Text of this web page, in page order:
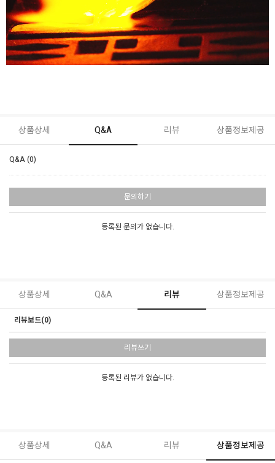
상품상세 Q&A 리뷰 상품정보제공
Q&A (0)
문의하기
등록된 문의가 없습니다.
상품상세 Q&A 리뷰 상품정보제공
리뷰보드(0)
리뷰쓰기
등록된 리뷰가 없습니다.
상품상세 Q&A 리뷰 상품정보제공